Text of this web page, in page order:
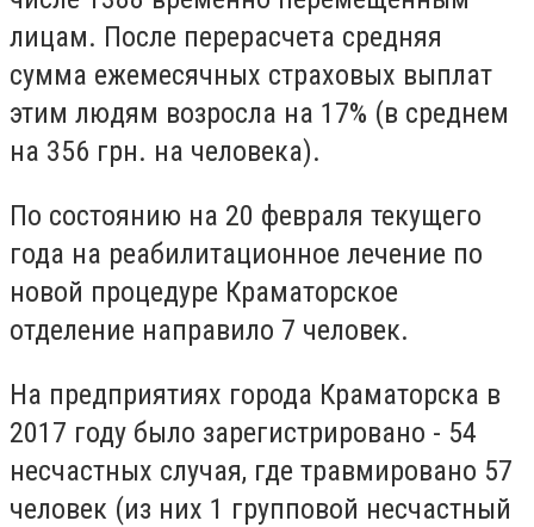
лицам. После перерасчета средняя
сумма ежемесячных страховых выплат
этим людям возросла на 17% (в среднем
на 356 грн. на человека).
По состоянию на 20 февраля текущего
года на реабилитационное лечение по
новой процедуре Краматорское
отделение направило 7 человек.
На предприятиях города Краматорска в
2017 году было зарегистрировано - 54
несчастных случая, где травмировано 57
человек (из них 1 групповой несчастный